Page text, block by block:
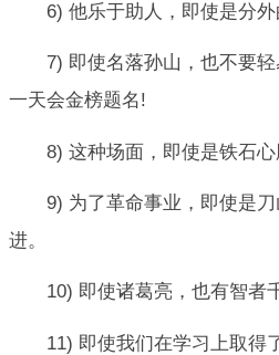
6) 他乐于助人，即使是分外
7) 即使名落孙山，也不要
一天会金榜题名!
8) 这种场面，即使是铁石心
9) 为了革命事业，即使是
进。
10) 即使诸葛亮，也有智者
11) 即使我们在学习上取得